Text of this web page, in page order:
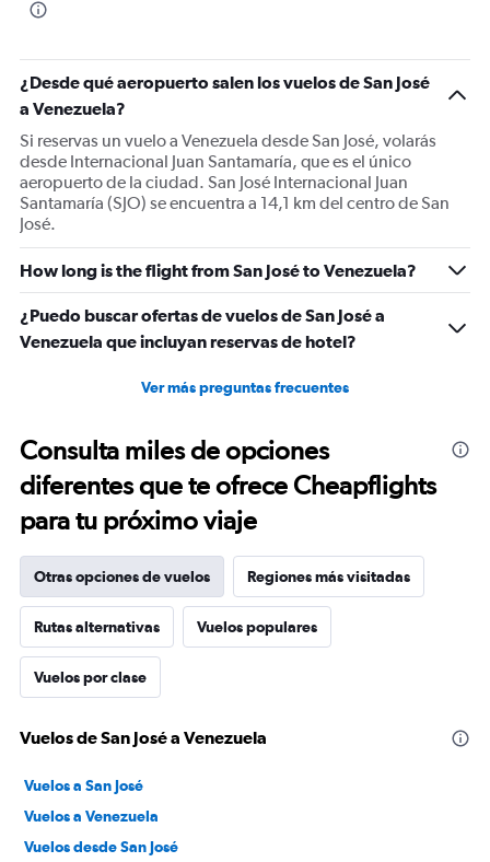
¿Desde qué aeropuerto salen los vuelos de San José
a Venezuela?
Si reservas un vuelo a Venezuela desde San José, volarás
desde Internacional Juan Santamaría, que es el único
aeropuerto de la ciudad. San José Internacional Juan
Santamaría (SJO) se encuentra a 14,1 km del centro de San
José.
How long is the flight from San José to Venezuela?
¿Puedo buscar ofertas de vuelos de San José a
Venezuela que incluyan reservas de hotel?
Ver más preguntas frecuentes
Consulta miles de opciones
diferentes que te ofrece Cheapflights
para tu próximo viaje
Otras opciones de vuelos Regiones más visitadas
Rutas alternativas Vuelos populares
Vuelos por clase
Vuelos de San José a Venezuela
Vuelos a San José
Vuelos a Venezuela
Vuelos desde San José